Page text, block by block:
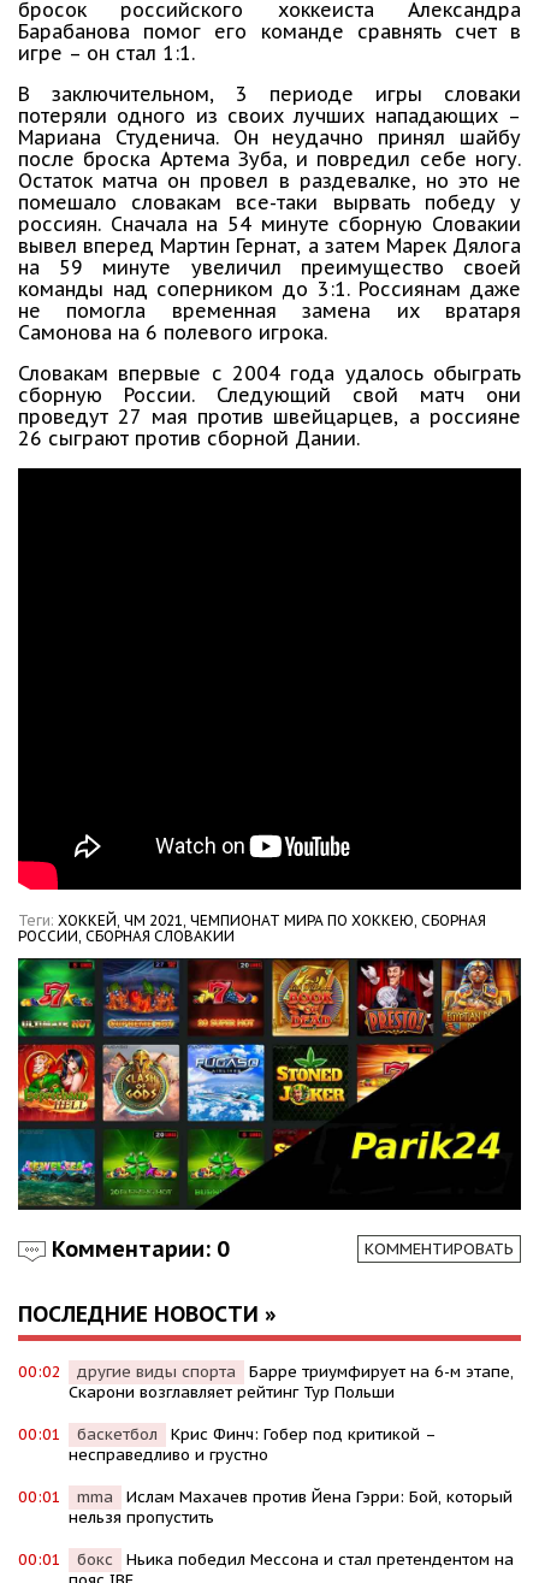
бросок российского хоккеиста Александра
Барабанова помог его команде сравнять счет в
игре – он стал 1:1.
В заключительном, 3 периоде игры словаки
потеряли одного из своих лучших нападающих –
Мариана Студенича. Он неудачно принял шайбу
после броска Артема Зуба, и повредил себе ногу.
Остаток матча он провел в раздевалке, но это не
помешало словакам все-таки вырвать победу у
россиян. Сначала на 54 минуте сборную Словакии
вывел вперед Мартин Гернат, а затем Марек Дялога
на 59 минуте увеличил преимущество своей
команды над соперником до 3:1. Россиянам даже
не помогла временная замена их вратаря
Самонова на 6 полевого игрока.
Словакам впервые с 2004 года удалось обыграть
сборную России. Следующий свой матч они
проведут 27 мая против швейцарцев, а россияне
26 сыграют против сборной Дании.
Теги: ХОККЕЙ, ЧМ 2021, ЧЕМПИОНАТ МИРА ПО ХОККЕЮ, СБОРНАЯ
РОССИИ, СБОРНАЯ СЛОВАКИИ
Комментарии: 0 КОММЕНТИРОВАТЬ
ПОСЛЕДНИЕ НОВОСТИ »
00:02 другие виды спорта
Барре триумфирует на 6-м этапе,
Скарони возглавляет рейтинг Тур Польши
00:01 баскетбол
Крис Финч: Гобер под критикой –
несправедливо и грустно
00:01 mma
Ислам Махачев против Йена Гэрри: Бой, который
нельзя пропустить
00:01 бокс
Ньика победил Мессона и стал претендентом на